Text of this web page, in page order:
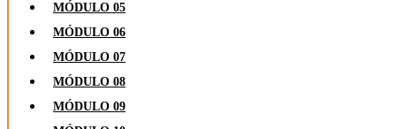
MÓDULO 05
MÓDULO 06
MÓDULO 07
MÓDULO 08
MÓDULO 09